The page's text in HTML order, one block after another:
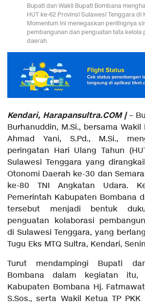
Bupati dan Wakil Bupati Bombana
HUT ke-62 Provinsi Sulawesi Tenggara di
Momentum ini menegaskan pentingnya
pembangunan dan penguatan tata kelola
daerah.
Kendari, Harapansultra.COM |–
Burhanuddin, M.Si., bersama
Ahmad Yani, S.Pd., M.Si.,
peringatan Hari Ulang Tahun
Sulawesi Tenggara yang
Otonomi Daerah ke-30 dan
ke-80 TNI Angkatan Udara.
Pemerintah Kabupaten Bombana
tersebut menjadi bentuk
penguatan kolaborasi
di Sulawesi Tenggara, yang
Tugu Eks MTQ Sultra, Kendari,
Turut mendampingi Bupati
Bombana dalam kegiatan itu,
Kabupaten Bombana Hj.
S.Sos., serta Wakil Ketua TP